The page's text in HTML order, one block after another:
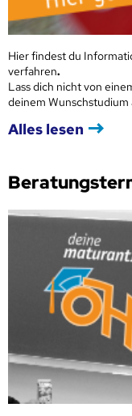
Hier findest du
verfahren.
Lass dich nicht von
deinem Wunschstudium
Alles lesen